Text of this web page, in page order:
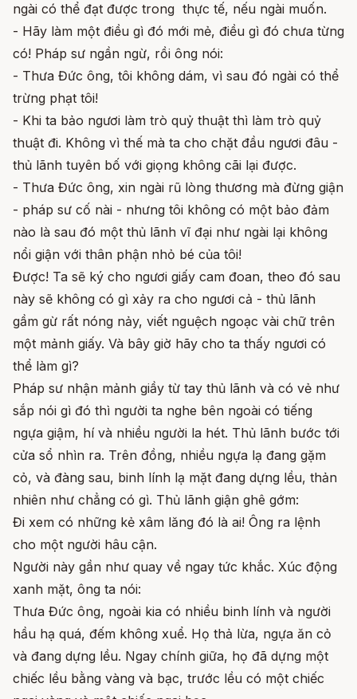
ngài có thể đạt được trong thực tế, nếu ngài muốn.
- Hãy làm một điều gì đó mới mẻ, điều gì đó chưa từng
có! Pháp sư ngần ngừ, rồi ông nói:
- Thưa Đức ông, tôi không dám, vì sau đó ngài có thể
trừng phạt tôi!
- Khi ta bảo ngươi làm trò quỷ thuật thì làm trò quỷ
thuật đi. Không vì thế mà ta cho chặt đầu ngươi đâu -
thủ lãnh tuyên bố với giọng không cãi lại được.
- Thưa Đức ông, xin ngài rũ lòng thương mà đừng giận
- pháp sư cố nài - nhưng tôi không có một bảo đảm
nào là sau đó một thủ lãnh vĩ đại như ngài lại không
nổi giận với thân phận nhỏ bé của tôi!
Được! Ta sẽ ký cho ngươi giấy cam đoan, theo đó sau
này sẽ không có gì xảy ra cho ngươi cả - thủ lãnh
gầm gừ rất nóng nảy, viết nguệch ngoạc vài chữ trên
một mảnh giấy. Và bây giờ hãy cho ta thấy ngươi có
thể làm gì?
Pháp sư nhận mảnh giầy từ tay thủ lãnh và có vẻ như
sắp nói gì đó thì người ta nghe bên ngoài có tiếng
ngựa giậm, hí và nhiều người la hét. Thủ lãnh bước tới
cửa sổ nhìn ra. Trên đồng, nhiều ngựa lạ đang gặm
cỏ, và đàng sau, binh lính lạ mặt đang dựng lều, thản
nhiên như chẳng có gì. Thủ lãnh giận ghê gớm:
Đi xem có những kẻ xâm lăng đó là ai! Ông ra lệnh
cho một người hâu cận.
Người này gần như quay về ngay tức khắc. Xúc động
xanh mặt, ông ta nói:
Thưa Đức ông, ngoài kia có nhiều binh lính và người
hầu hạ quá, đếm không xuể. Họ thả lừa, ngựa ăn cỏ
và đang dựng lều. Ngay chính giữa, họ đã dựng một
chiếc lều bằng vàng và bạc, trước lều có một chiếc